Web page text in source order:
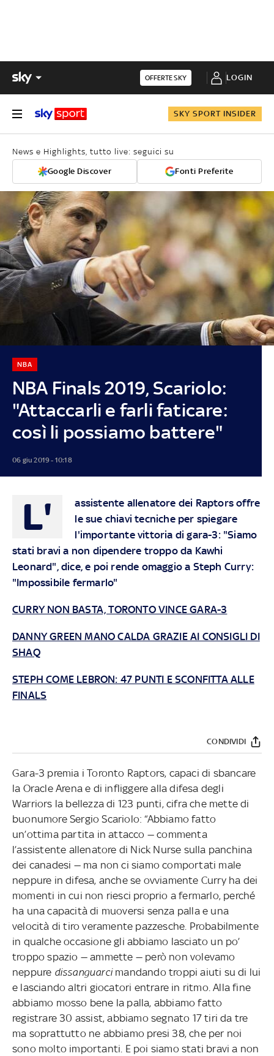
OFFERTE SKY LOGIN
SKY SPORT INSIDER
News e Highlights, tutto live: seguici su
Google Discover Fonti Preferite
NBA Finals 2019, Scariolo:
"Attaccarli e farli faticare:
così li possiamo battere"
NBA
06 giu 2019 - 10:18
L'
assistente allenatore dei Raptors offre
le sue chiavi tecniche per spiegare
l'importante vittoria di gara-3: "Siamo
stati bravi a non dipendere troppo da Kawhi
Leonard", dice, e poi rende omaggio a Steph Curry:
"Impossibile fermarlo"
CURRY NON BASTA, TORONTO VINCE GARA-3
DANNY GREEN MANO CALDA GRAZIE AI CONSIGLI DI
SHAQ
STEPH COME LEBRON: 47 PUNTI E SCONFITTA ALLE
FINALS
CONDIVIDI
Gara-3 premia i Toronto Raptors, capaci di sbancare
la Oracle Arena e di infliggere alla difesa degli
Warriors la bellezza di 123 punti, cifra che mette di
buonumore Sergio Scariolo: “Abbiamo fatto
un’ottima partita in attacco — commenta
l’assistente allenatore di Nick Nurse sulla panchina
dei canadesi — ma non ci siamo comportati male
neppure in difesa, anche se ovviamente Curry ha dei
momenti in cui non riesci proprio a fermarlo, perché
ha una capacità di muoversi senza palla e una
velocità di tiro veramente pazzesche. Probabilmente
in qualche occasione gli abbiamo lasciato un po’
troppo spazio — ammette — però non volevamo
neppure dissanguarcimandando troppi aiuti su di lui
e lasciando altri giocatori entrare in ritmo. Alla fine
abbiamo mosso bene la palla, abbiamo fatto
registrare 30 assist, abbiamo segnato 17 tiri da tre
ma soprattutto ne abbiamo presi 38, che per noi
sono molto importanti. E poi siamo stati bravi a non